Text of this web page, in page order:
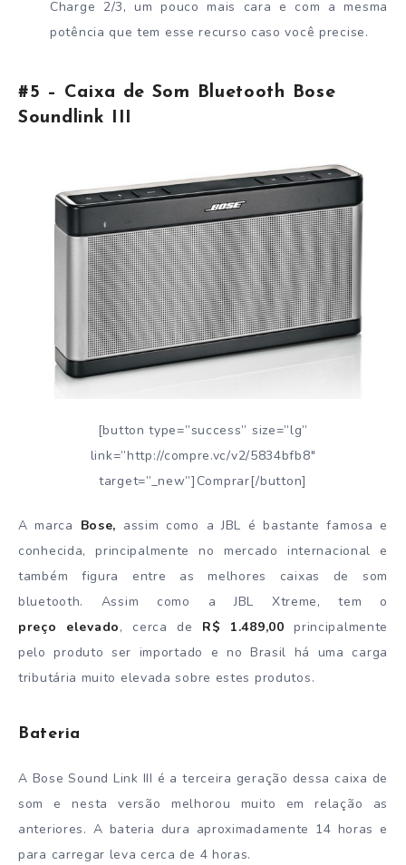
Charge 2/3, um pouco mais cara e com a mesma
potência que tem esse recurso caso você precise.
#5 – Caixa de Som Bluetooth Bose
Soundlink III
[button type=”success” size=”lg”
link=”http://compre.vc/v2/5834bfb8″
target=”_new”]Comprar[/button]
A marca Bose, assim como a JBL é bastante famosa e
conhecida, principalmente no mercado internacional e
também figura entre as melhores caixas de som
bluetooth. Assim como a JBL Xtreme, tem o
preço
elevado, cerca de R$ 1.489,00 principalmente
pelo produto ser importado e no Brasil há uma carga
tributária muito elevada sobre estes produtos.
Bateria
A Bose Sound Link III é a terceira geração dessa caixa de
som e nesta versão melhorou muito em relação as
anteriores. A bateria dura aproximadamente 14 horas e
para carregar leva cerca de 4 horas.